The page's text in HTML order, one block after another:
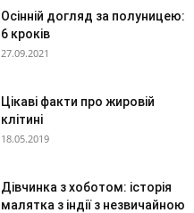
Осінній догляд за полуницею:
6 кроків
27.09.2021
Цікаві факти про жировій
клітині
18.05.2019
Дівчинка з хоботом: історія
малятка з індії з незвичайною